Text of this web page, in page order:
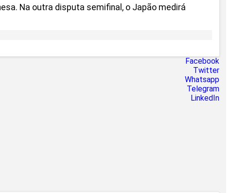
Na outra disputa semifinal, o Japão medirá
Facebook
Twitter
Whatsapp
Telegram
LinkedIn